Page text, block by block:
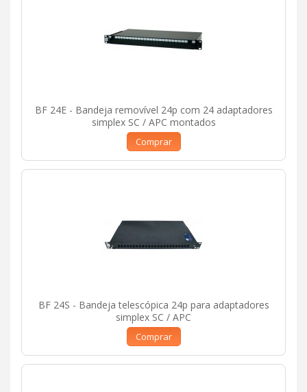
BF 24E - Bandeja removível 24p com 24 adaptadores
simplex SC / APC montados
Comprar
BF 24S - Bandeja telescópica 24p para adaptadores
simplex SC / APC
Comprar